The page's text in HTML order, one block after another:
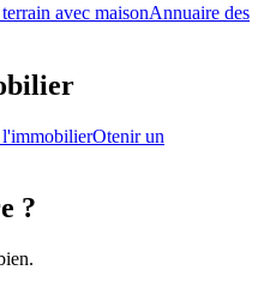
avec maisonAnnuaire des
l'immobilierOtenir un
?